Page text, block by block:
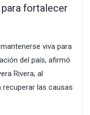
fortalecer
viva para
del país, afirmó
Rivera, al
las causas